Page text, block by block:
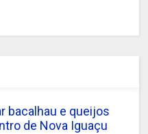
bacalhau e queijos
de Nova Iguaçu